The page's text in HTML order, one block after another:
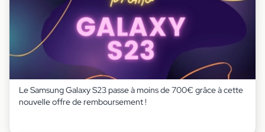
Le Samsung Galaxy S23 passe à moins de 700€ grâce à cette
nouvelle offre de remboursement !